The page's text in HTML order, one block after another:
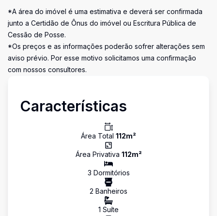
*A área do imóvel é uma estimativa e deverá ser confirmada
junto a Certidão de Ônus do imóvel ou Escritura Pública de
Cessão de Posse.
*Os preços e as informações poderão sofrer alterações sem
aviso prévio. Por esse motivo solicitamos uma confirmação
com nossos consultores.
Características
Área Total 112m²
Área Privativa 112m²
3 Dormitórios
2 Banheiros
1 Suíte